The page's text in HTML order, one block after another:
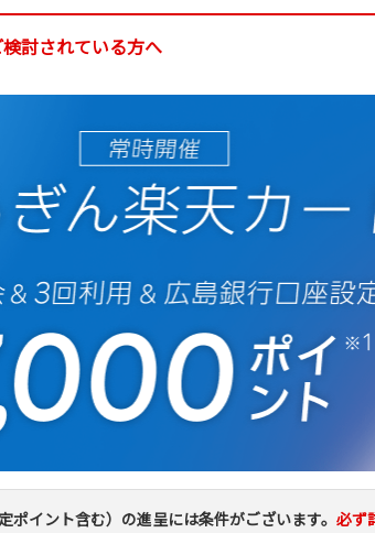
検討されている方へ
ポイント含む）の進呈には条件がございます。 必ず